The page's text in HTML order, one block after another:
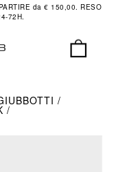
da € 150,00. RESO
72H.